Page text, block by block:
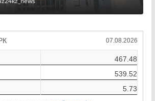
07.08.2026